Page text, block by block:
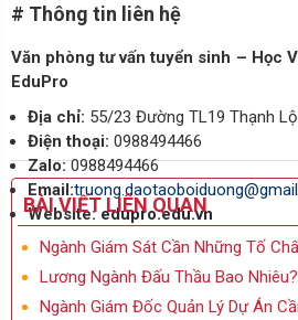
# Thông tin liên hệ
Văn phòng tư vấn tuyển sinh – Học
EduPro
Địa chỉ: 55/23 Đường TL19 Thạnh
Điện thoại: 0988494466
Zalo:0988494466
Email:
Website: edupro.edu.vn
BÀI VIẾT LIÊN QUAN
Ngành Giám Sát Cần Những Tố
Lương Ngành Đấu Thầu Bao Nhiêu?
Ngành Giám Đốc Quản Lý Dự Án